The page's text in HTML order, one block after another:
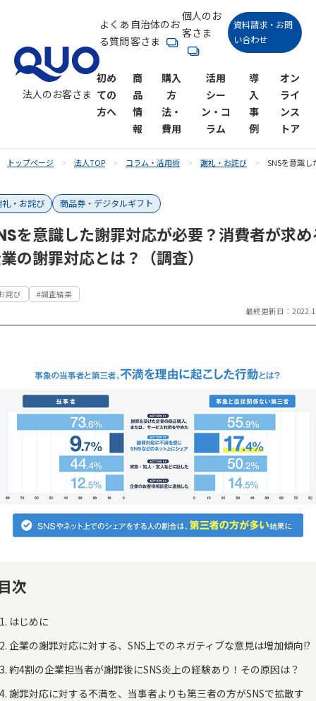
法人のお客さま
初め
ての
方へ
商
品
情
報
ド
ドPay
購入
方
法・
費用
かる費用
活用
シー
ン・コ
ラム
ペーン
御礼
ペーン
商品券・デ
キャンペー
謝礼・お詫
福利厚生・
社内報奨
導
入
事
例
オン
ライ
ンス
トア
ドオンラ
インスト
ア
ドPayオン
ラインス
トア
よくあ
る質問
自治体のお
客さま
個人のお
客さま
資料請求・お問
い合わせ
トップページ 法人TOP コラム・活用術 謝礼・お詫び SNSを意識
礼・お詫び 商品券・デジタルギフト
を意識した謝罪対応が必要？消費者が求め
の謝罪対応とは？（調査）
詫び
#調査結果
最終更新日：
次
はじめに
企業の謝罪対応に対する、SNS上でのネガティブな意見は増加傾向!?
約4割の企業担当者が謝罪後にSNS炎上の経験あり！その原因は？
謝罪対応に対する不満を、当事者よりも第三者の方がSNSで拡散す